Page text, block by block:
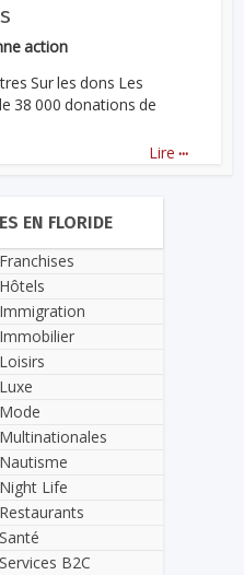
action
Sur les dons Les
38 000 donations de
Lire ...
EN FLORIDE
Franchises
Hôtels
Immigration
Immobilier
Loisirs
Luxe
Mode
Multinationales
Nautisme
Night Life
Restaurants
Santé
Services B2C